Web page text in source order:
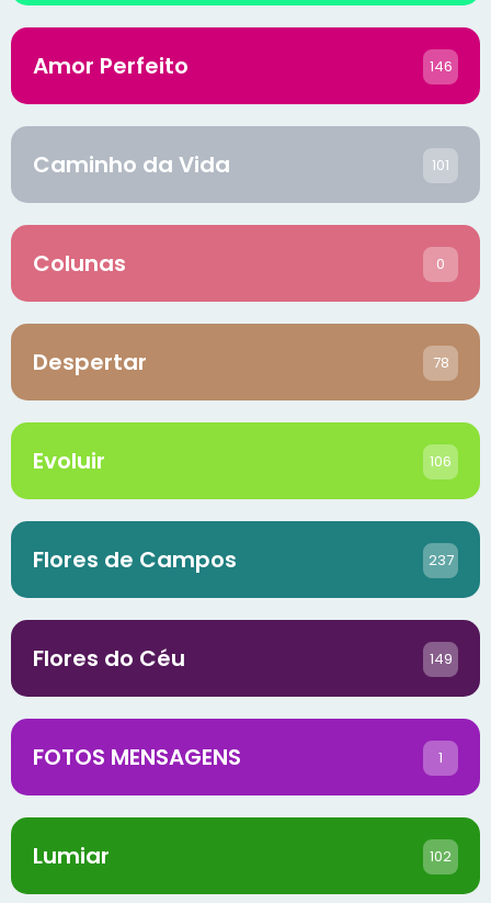
Amor Perfeito 146
Caminho da Vida 101
Colunas 0
Despertar 78
Evoluir 106
Flores de Campos 237
Flores do Céu 149
FOTOS MENSAGENS 1
Lumiar 102